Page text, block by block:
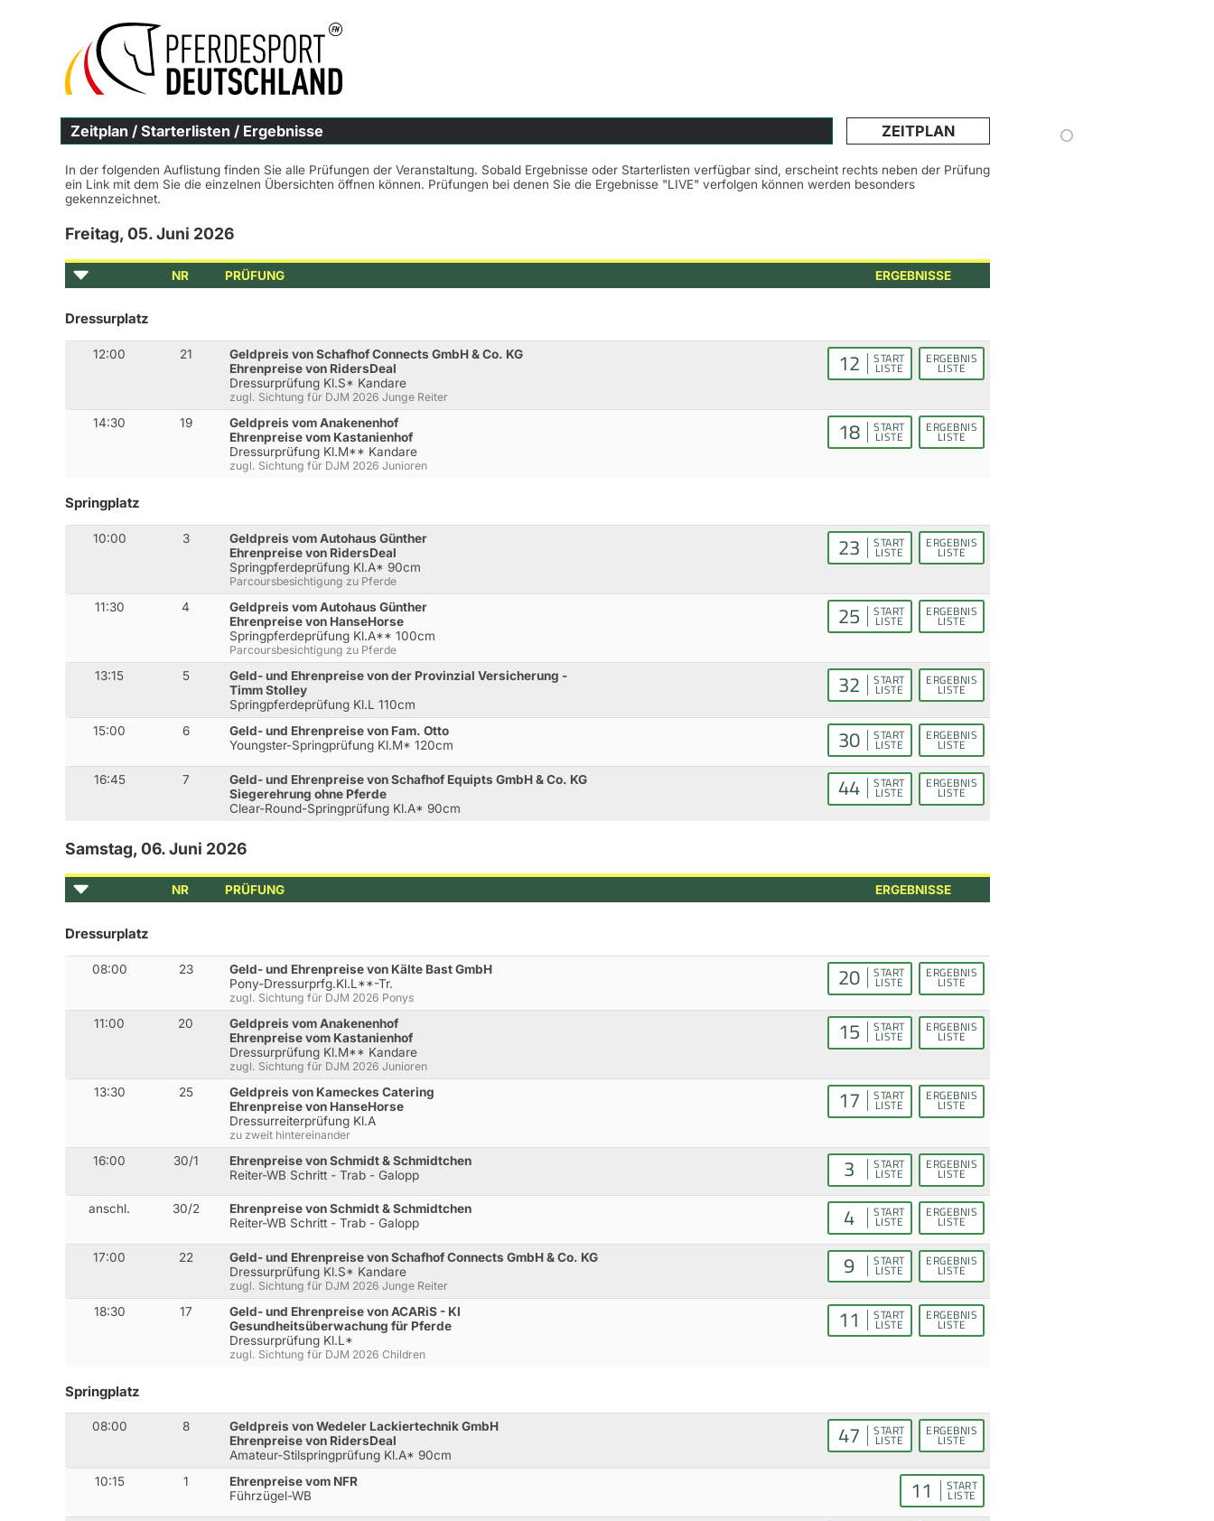
Zeitplan / Starterlisten / Ergebnisse ZEITPLAN
In der folgenden Auflistung finden Sie alle Prüfungen der Veranstaltung. Sobald Ergebnisse oder Starterlisten verfügbar sind, erscheint rechts neben der Prüfung
ein Link mit dem Sie die einzelnen Übersichten öffnen können. Prüfungen bei denen Sie die Ergebnisse "LIVE" verfolgen können werden besonders
gekennzeichnet.
Freitag, 05. Juni 2026
NR PRÜFUNG ERGEBNISSE
Dressurplatz
12:00 21
Geldpreis von Schafhof Connects GmbH & Co. KG
Ehrenpreise von RidersDeal
Dressurprüfung Kl.S* Kandare
zugl. Sichtung für DJM 2026 Junge Reiter
12 START
LISTE
ERGEBNIS
LISTE
14:30 19
Geldpreis vom Anakenenhof
Ehrenpreise vom Kastanienhof
Dressurprüfung Kl.M** Kandare
zugl. Sichtung für DJM 2026 Junioren
18 START
LISTE
ERGEBNIS
LISTE
Springplatz
10:00 3
Geldpreis vom Autohaus Günther
Ehrenpreise von RidersDeal
Springpferdeprüfung Kl.A* 90cm
Parcoursbesichtigung zu Pferde
23 START
LISTE
ERGEBNIS
LISTE
11:30 4
Geldpreis vom Autohaus Günther
Ehrenpreise von HanseHorse
Springpferdeprüfung Kl.A** 100cm
Parcoursbesichtigung zu Pferde
25 START
LISTE
ERGEBNIS
LISTE
13:15 5
Geld- und Ehrenpreise von der Provinzial Versicherung -
Timm Stolley
Springpferdeprüfung Kl.L 110cm
32 START
LISTE
ERGEBNIS
LISTE
15:00 6
Geld- und Ehrenpreise von Fam. Otto
Youngster-Springprüfung Kl.M* 120cm
30 START
LISTE
ERGEBNIS
LISTE
16:45 7
Geld- und Ehrenpreise von Schafhof Equipts GmbH & Co. KG
Siegerehrung ohne Pferde
Clear-Round-Springprüfung Kl.A* 90cm
44 START
LISTE
ERGEBNIS
LISTE
Samstag, 06. Juni 2026
NR PRÜFUNG ERGEBNISSE
Dressurplatz
08:00 23
Geld- und Ehrenpreise von Kälte Bast GmbH
Pony-Dressurprfg.Kl.L**-Tr.
zugl. Sichtung für DJM 2026 Ponys
20 START
LISTE
ERGEBNIS
LISTE
11:00 20
Geldpreis vom Anakenenhof
Ehrenpreise vom Kastanienhof
Dressurprüfung Kl.M** Kandare
zugl. Sichtung für DJM 2026 Junioren
15 START
LISTE
ERGEBNIS
LISTE
13:30 25
Geldpreis von Kameckes Catering
Ehrenpreise von HanseHorse
Dressurreiterprüfung Kl.A
zu zweit hintereinander
17 START
LISTE
ERGEBNIS
LISTE
16:00 30/1
Ehrenpreise von Schmidt & Schmidtchen
Reiter-WB Schritt - Trab - Galopp
3 START
LISTE
ERGEBNIS
LISTE
anschl. 30/2
Ehrenpreise von Schmidt & Schmidtchen
Reiter-WB Schritt - Trab - Galopp
4 START
LISTE
ERGEBNIS
LISTE
17:00 22
Geld- und Ehrenpreise von Schafhof Connects GmbH & Co. KG
Dressurprüfung Kl.S* Kandare
zugl. Sichtung für DJM 2026 Junge Reiter
9 START
LISTE
ERGEBNIS
LISTE
18:30 17
Geld- und Ehrenpreise von ACARiS - KI
Gesundheitsüberwachung für Pferde
Dressurprüfung Kl.L*
zugl. Sichtung für DJM 2026 Children
11 START
LISTE
ERGEBNIS
LISTE
Springplatz
08:00 8
Geldpreis von Wedeler Lackiertechnik GmbH
Ehrenpreise von RidersDeal
Amateur-Stilspringprüfung Kl.A* 90cm
47 START
LISTE
ERGEBNIS
LISTE
10:15 1
Ehrenpreise vom NFR
Führzügel-WB
11 START
LISTE